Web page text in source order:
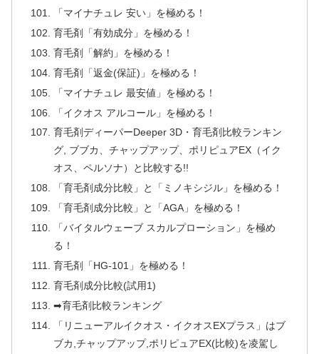
「マイナチュレ 安い」を極める！
育毛剤「有効成分」を極める！
育毛剤「解約」を極める！
育毛剤「返金(保証)」を極める！
「マイナチュレ 最安値」を極める！
「イクオス アルコール」を極める！
育毛剤ディーパーDeeper 3D・育毛剤比較ランキン
グ, ブブカ、チャップアップ、ポリピュアEX（イク
オス、ペルソナ）と比較する!!
「育毛剤成分比較」と「ミノキシジル」を極める！
「育毛剤成分比較」と「AGA」を極める！
「バイタルウェーブ スカルプローション」を極め
る！
育毛剤「HG-101」を極める！
育毛剤成分比較(試用1)
➡育毛剤比較ランキング
「リニューアルイクオス・イクオスEXプラス」はブ
ブカ,チャップアップ,ポリピュアEX(比較)を凌駕し